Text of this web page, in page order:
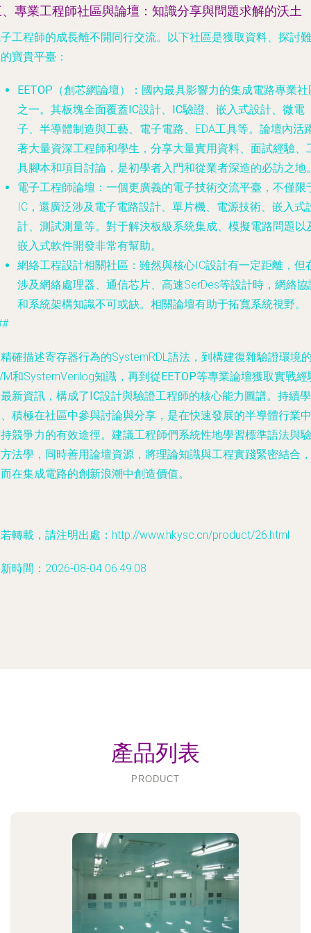
專業工程師社區與論壇：知識分享與問題求解的沃土
工程師的成長離不開同行交流。以下社區是獲取資料、探討難
寶貴平臺：
EETOP（創芯網論壇）
：國內最具影響力的集成電路專業社
之一。其板塊全面覆蓋IC設計、 IC驗證、 嵌入式設計、 微電
子、 半導體制造與工藝、 電子電路、EDA工具等。論壇內活
著大量資深工程師和學生，分享大量實用資料、面試經驗、
具腳本和項目討論，是初學者入門和從業者深造的必訪之地
電子工程師論壇 ：一個更廣義的電子技術交流平臺，不僅限
IC，還廣泛涉及 電子電路設計、單片機、電源技術、 嵌入式
計、測試測量等。對于解決板級系統集成、模擬電路問題以
嵌入式軟件開發非常有幫助。
網絡工程設計相關社區 ：雖然與核心IC設計有一定距離，但
涉及網絡處理器、通信芯片、高速SerDes等設計時，網絡協
和系統架構知識不可或缺。相關論壇有助于拓寬系統視野。
確描述寄存器行為的SystemRDL語法，到構建復雜驗證環境
和SystemVerilog知識，再到從EETOP等專業論壇獲取實戰經
新資訊，構成了IC設計與驗證工程師的核心能力圖譜。持續學
積極在社區中參與討論與分享，是在快速發展的半導體行業中
競爭力的有效途徑。建議工程師們系統性地學習標準語法與驗
法學，同時善用論壇資源，將理論知識與工程實踐緊密結合，
在集成電路的創新浪潮中創造價值。
轉載，請注明出處：http://www.hkysc.cn/product/26.html
時間：2026-08-04 06:49:08
產品列表
PRODUCT